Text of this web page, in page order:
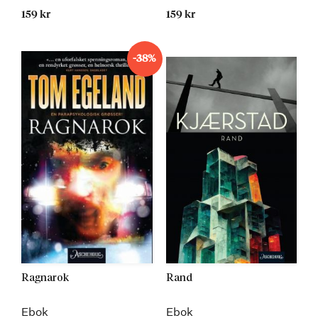
159 kr 159 kr
-38%
Ragnarok
Ebok
Rand
Ebok